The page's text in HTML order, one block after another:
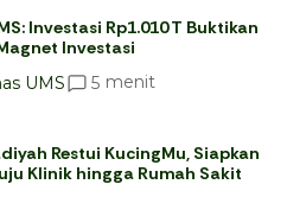
Investasi Rp1.010 T Buktikan
Investasi
UMS
5 menit
Restui KucingMu, Siapkan
Klinik hingga Rumah Sakit